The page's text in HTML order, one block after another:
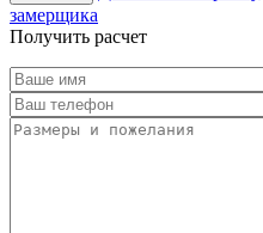
замерщика
Получить расчет